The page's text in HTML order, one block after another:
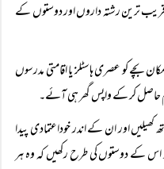
قریب ترین رشتہ داروں اور دوستوں کے
بچے کو عصری ہاسٹلز یا اقامتی مدرسوں
حاصل کر کے واپس گھر ہی آئے۔
اور ان کے اندر خوداعتمادی پیدا
کے دوستوں کی طرح رکھیں کہ وہ ہر